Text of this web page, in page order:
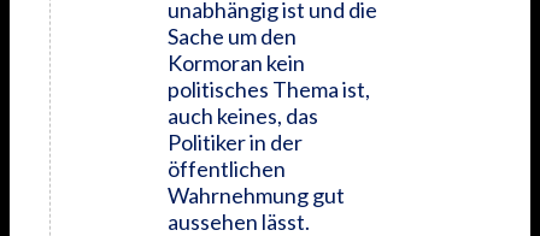
unabhängig ist und die
Sache um den
Kormoran kein
politisches Thema ist,
auch keines, das
Politiker in der
öffentlichen
Wahrnehmung gut
aussehen lässt.